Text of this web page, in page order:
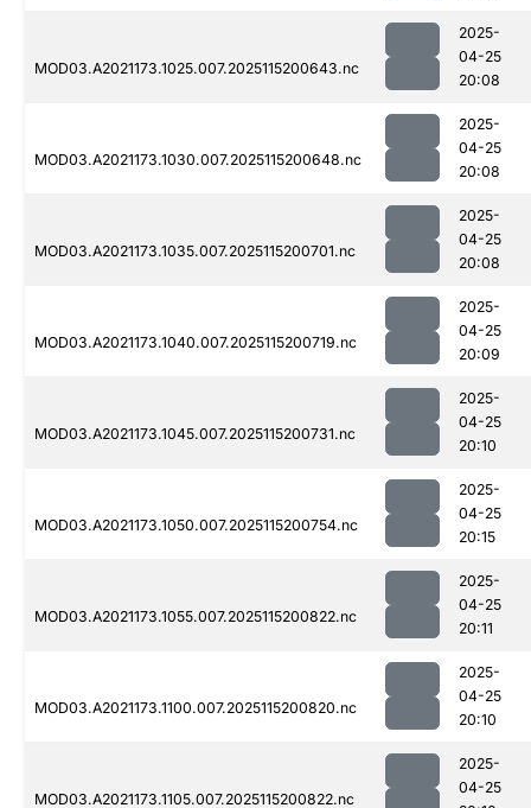
MOD03.A2021173.1025.007.2025115200643.nc
2025-
04-25
20:08
MOD03.A2021173.1030.007.2025115200648.nc
2025-
04-25
20:08
MOD03.A2021173.1035.007.2025115200701.nc
2025-
04-25
20:08
MOD03.A2021173.1040.007.2025115200719.nc
2025-
04-25
20:09
MOD03.A2021173.1045.007.2025115200731.nc
2025-
04-25
20:10
MOD03.A2021173.1050.007.2025115200754.nc
2025-
04-25
20:15
MOD03.A2021173.1055.007.2025115200822.nc
2025-
04-25
20:11
MOD03.A2021173.1100.007.2025115200820.nc
2025-
04-25
20:10
MOD03.A2021173.1105.007.2025115200822.nc
2025-
04-25